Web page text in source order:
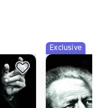
Exclusive